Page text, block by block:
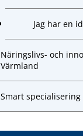
Jag har en
Näringslivs- och
Värmland
Smart specialisering